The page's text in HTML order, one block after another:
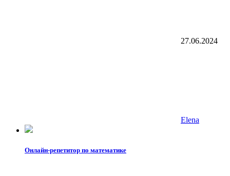
27.06.2024
Elena
Онлайн-репетитор по математике